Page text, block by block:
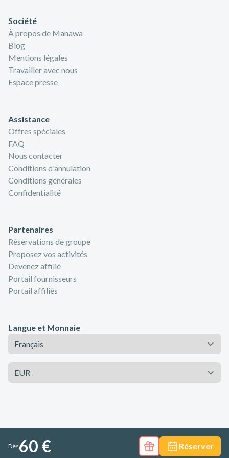
Dès60 € Réserver
votre séjour en Guadeloupe... rendez-vous au sommet !
Société
À propos de Manawa
Blog
Mentions légales
Travailler avec nous
Espace presse
Assistance
Offres spéciales
FAQ
Nous contacter
Conditions d'annulation
Conditions générales
Confidentialité
Partenaires
Réservations de groupe
Proposez vos activités
Devenez affilié
Portail fournisseurs
Portail affiliés
Langue et Monnaie